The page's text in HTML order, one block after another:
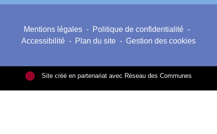
Mentions légales - Politique de confidentialité -
Accessibilité - Plan du site - Gestion des cookies
Site créé en partenariat avec Réseau des Communes